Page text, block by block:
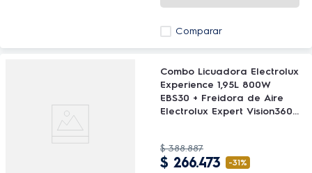
Comparar
Combo Licuadora Electrolux
Experience 1,95L 800W
EBS30 + Freidora de Aire
Electrolux Expert Vision360
$ 388.887
$ 266.473 -31%